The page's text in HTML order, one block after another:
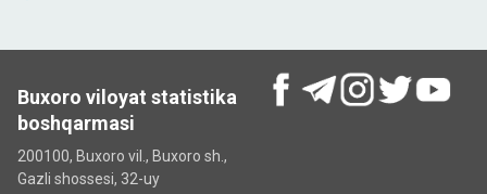
Buxoro viloyat statistika
boshqarmasi
200100, Buxoro vil., Buxoro sh.,
Gazli shossesi, 32-uy